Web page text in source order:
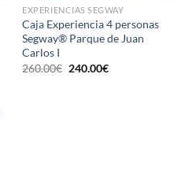
EXPERIENCIAS SEGWAY
Caja Experiencia 4 personas
Segway® Parque de Juan
Carlos I
260.00€ El
240.00€El